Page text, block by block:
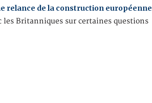
relance de la construction européenne
les Britanniques sur certaines questions